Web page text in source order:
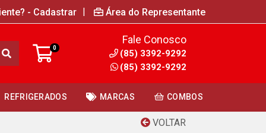
- Cadastrar | Área do Representante
0
Fale Conosco
(85) 3392-9292
(85) 3392-9292
REFRIGERADOS MARCAS COMBOS
VOLTAR